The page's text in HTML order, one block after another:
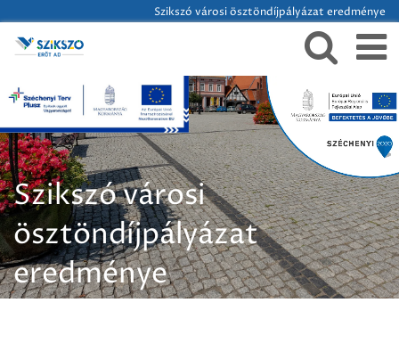
Szikszó városi ösztöndíjpályázat eredménye
Szikszó városi
ösztöndíjpályázat
eredménye